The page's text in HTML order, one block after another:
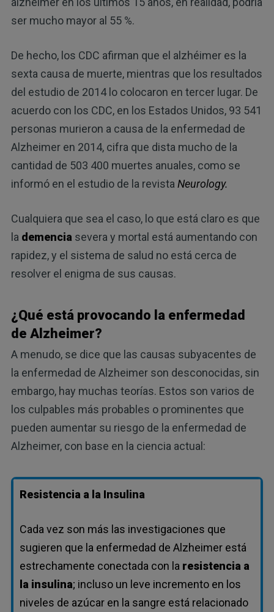
ser mucho mayor al 55 %.
De hecho, los CDC afirman que el alzhéimer es la
sexta causa de muerte, mientras que los resultados
del estudio de 2014 lo colocaron en tercer lugar. De
acuerdo con los CDC, en los Estados Unidos, 93 541
personas murieron a causa de la enfermedad de
Alzheimer en 2014, cifra que dista mucho de la
cantidad de 503 400 muertes anuales, como se
informó en el estudio de la revista Neurology.
Cualquiera que sea el caso, lo que está claro es que
la demencia severa y mortal está aumentando con
rapidez, y el sistema de salud no está cerca de
resolver el enigma de sus causas.
¿Qué está provocando la enfermedad
de Alzheimer?
A menudo, se dice que las causas subyacentes de
la enfermedad de Alzheimer son desconocidas, sin
embargo, hay muchas teorías. Estos son varios de
los culpables más probables o prominentes que
pueden aumentar su riesgo de la enfermedad de
Alzheimer, con base en la ciencia actual:
Resistencia a la Insulina
Cada vez son más las investigaciones que
sugieren que la enfermedad de Alzheimer está
estrechamente conectada con la resistencia a
la insulina; incluso un leve incremento en los
niveles de azúcar en la sangre está relacionado